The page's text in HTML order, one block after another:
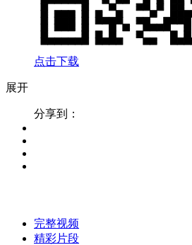
点击下载
展开
分享到：
完整视频
精彩片段